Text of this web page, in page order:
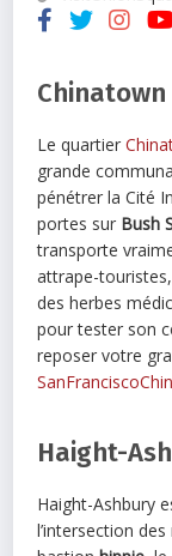
Chinatown
Le quartier
grande
pénétrer la Cité
portes sur Bush
transporte
attrape-
des herbes
pour tester son
reposer votre
Haight-
Haight-Ashbury
l’intersection des